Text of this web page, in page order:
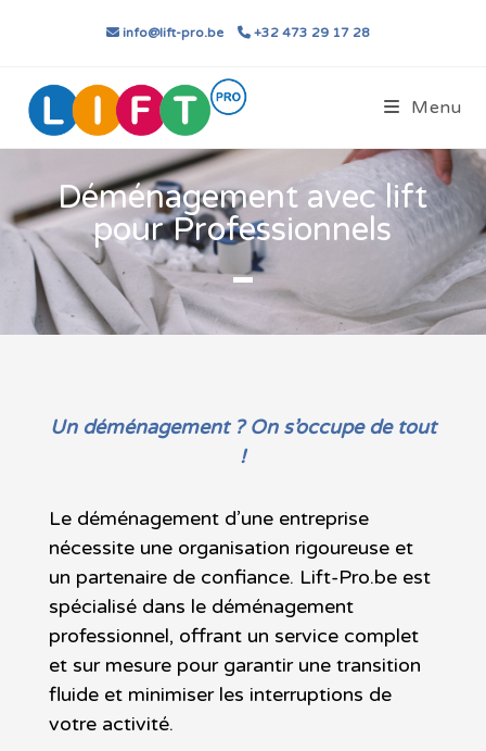
info@lift-pro.be +32 473 29 17 28
Menu
Déménagement avec lift
pour Professionnels
Un déménagement ? On s’occupe de tout
!
Le déménagement d’une entreprise
nécessite une organisation rigoureuse et
un partenaire de confiance. Lift-Pro.be est
spécialisé dans le déménagement
professionnel, offrant un service complet
et sur mesure pour garantir une transition
fluide et minimiser les interruptions de
votre activité.